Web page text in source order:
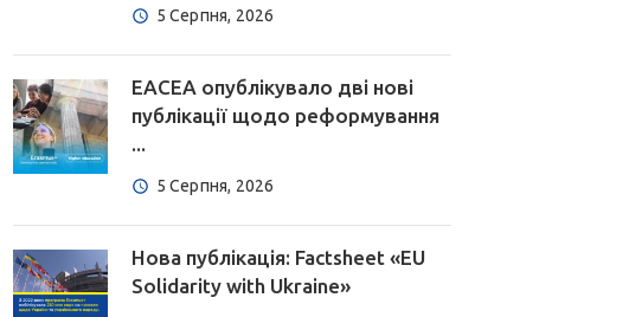
5 Серпня, 2026
EACEA опублікувало дві нові
публікації щодо реформування
...
5 Серпня, 2026
Нова публікація: Factsheet «EU
Solidarity with Ukraine»